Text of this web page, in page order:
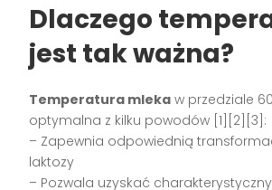
Dlaczego
jest tak ważna?
Temperatura mleka w przedziale
optymalna z kilku powodów [1][2][3]:
– Zapewnia odpowiednią
laktozy
– Pozwala uzyskać